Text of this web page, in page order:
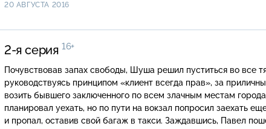
20 АВГУСТА 2016
2-я серия 16+
Почувствовав запах свободы, Шуша решил пуститься во все
руководствуясь принципом «клиент всегда прав», за
возить бывшего заключенного по всем злачным местам
планировал уехать, но по пути на вокзал попросил заехать
и пропал, оставив свой багаж в такси. Заждавшись, Павел